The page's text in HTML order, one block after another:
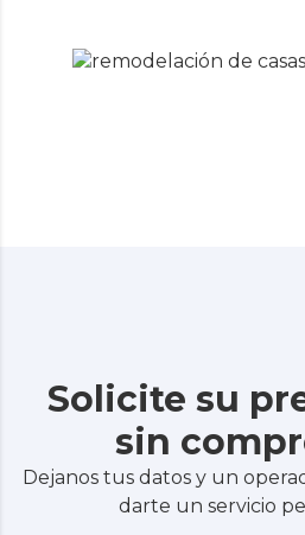
Solicite su
sin
Dejanos tus datos y un
darte un servicio